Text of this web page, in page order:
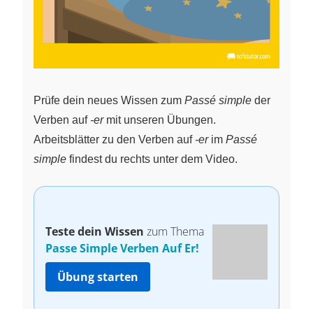
Prüfe dein neues Wissen zum Passé simple der
Verben auf -ermit unseren Übungen.
Arbeitsblätter zu den Verben auf -erim Passé
simple findest du rechts unter dem Video.
Teste dein Wissen zum Thema
Passe Simple Verben Auf Er!
Übung starten